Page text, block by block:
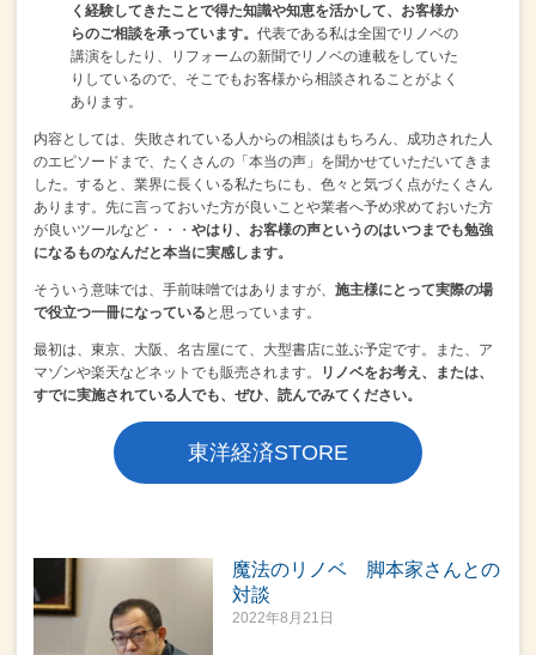
く経験してきたことで得た知識や知恵を活かして、お客様か
らのご相談を承っています。代表である私は全国でリノベの
講演をしたり、リフォームの新聞でリノベの連載をしていた
りしているので、そこでもお客様から相談されることがよく
あります。
内容としては、失敗されている人からの相談はもちろん、 成功された人
のエピソードまで、たくさんの「本当の声」を聞かせていただいてきま
した。 すると、業界に長くいる私たちにも、色々と気づく点がたくさん
あります。 先に言っておいた方が良いことや業者へ予め求めておいた方
が良いツールなど・・・ やはり、お客様の声というのはいつまでも勉強
になるものなんだと本当に実感します。
そういう意味では、 手前味噌ではありますが、 施主様にとって実際の場
で役立つ一冊になっている と思っています。
最初は、東京、大阪、名古屋にて、大型書店に並ぶ予定です。
また、ア
マゾンや楽天などネットでも販売されます。
リノベをお考え、または、
すでに実施されている人でも、ぜひ、読んでみてください。
東洋経済STORE
魔法のリノベ 脚本家さんとの
対談
2022年8月21日